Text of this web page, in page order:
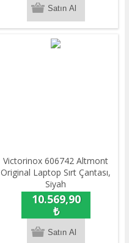
Victorinox 606742 Altmont
Original Laptop Sırt Çantası,
Siyah
10.569,90
₺